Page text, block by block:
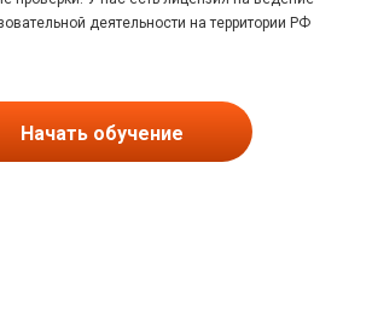
деятельности на территории РФ
Начать обучение